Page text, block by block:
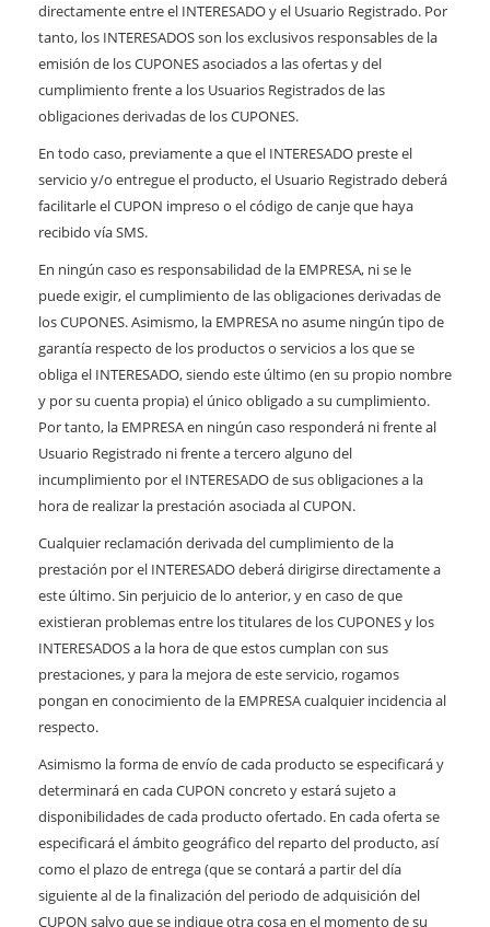
directamente entre el INTERESADO y el Usuario Registrado. Por
tanto, los INTERESADOS son los exclusivos responsables de la
emisión de los CUPONES asociados a las ofertas y del
cumplimiento frente a los Usuarios Registrados de las
obligaciones derivadas de los CUPONES.
En todo caso, previamente a que el INTERESADO preste el
servicio y/o entregue el producto, el Usuario Registrado deberá
facilitarle el CUPON impreso o el código de canje que haya
recibido vía SMS.
En ningún caso es responsabilidad de la EMPRESA, ni se le
puede exigir, el cumplimiento de las obligaciones derivadas de
los CUPONES. Asimismo, la EMPRESA no asume ningún tipo de
garantía respecto de los productos o servicios a los que se
obliga el INTERESADO, siendo este último (en su propio nombre
y por su cuenta propia) el único obligado a su cumplimiento.
Por tanto, la EMPRESA en ningún caso responderá ni frente al
Usuario Registrado ni frente a tercero alguno del
incumplimiento por el INTERESADO de sus obligaciones a la
hora de realizar la prestación asociada al CUPON.
Cualquier reclamación derivada del cumplimiento de la
prestación por el INTERESADO deberá dirigirse directamente a
este último. Sin perjuicio de lo anterior, y en caso de que
existieran problemas entre los titulares de los CUPONES y los
INTERESADOS a la hora de que estos cumplan con sus
prestaciones, y para la mejora de este servicio, rogamos
pongan en conocimiento de la EMPRESA cualquier incidencia al
respecto.
Asimismo la forma de envío de cada producto se especificará y
determinará en cada CUPON concreto y estará sujeto a
disponibilidades de cada producto ofertado. En cada oferta se
especificará el ámbito geográfico del reparto del producto, así
como el plazo de entrega (que se contará a partir del día
siguiente al de la finalización del periodo de adquisición del
CUPON salvo que se indique otra cosa en el momento de su